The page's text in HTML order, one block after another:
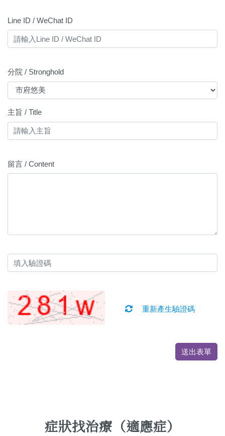
Line ID / WeChat ID
分院 / Stronghold
主旨 / Title
留言 / Content
重新產生驗證碼
送出表單
症狀找治療（適應症）